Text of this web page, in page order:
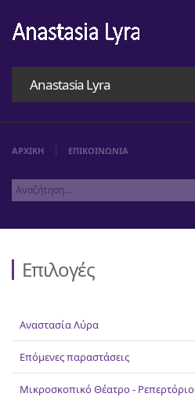
Anastasia Lyra
Αναστασία Λύρα
Επικοινωνία
ΑΡΧΙΚΗ ΕΠΙΚΟΙΝΩΝΙΑ
Επιλογές
Αναστασία Λύρα
Επόμενες παραστάσεις
Μικροσκοπικό Θέατρο - Ρεπερτόριο